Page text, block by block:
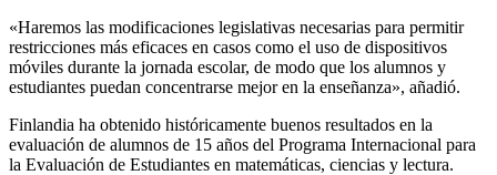
«Haremos las modificaciones legislativas necesarias para permitir
restricciones más eficaces en casos como el uso de dispositivos
móviles durante la jornada escolar, de modo que los alumnos y
estudiantes puedan concentrarse mejor en la enseñanza», añadió.
Finlandia ha obtenido históricamente buenos resultados en la
evaluación de alumnos de 15 años del Programa Internacional para
la Evaluación de Estudiantes en matemáticas, ciencias y lectura.